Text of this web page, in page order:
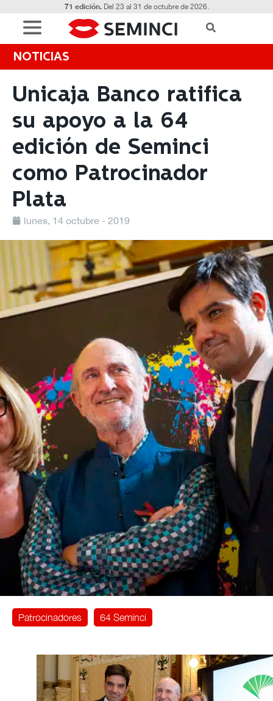
71 edición.Del 23 al 31 de octubre de 2026.
NOTICIAS
Unicaja Banco ratifica
su apoyo a la 64
edición de Seminci
como Patrocinador
Plata
lunes, 14 octubre - 2019
Patrocinadores 64 Seminci